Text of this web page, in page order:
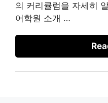
의 커리큘럼을 자세히
어학원 소개 …